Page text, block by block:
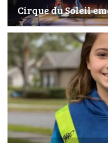
Media Kit
Cirque du Soleil